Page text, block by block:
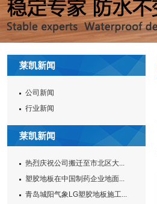
莱凯新闻
公司新闻
行业新闻
莱凯新闻
热烈庆祝公司搬迁至市北区大...
塑胶地板在中国制药企业地面...
青岛城阳气象LG塑胶地板施工...